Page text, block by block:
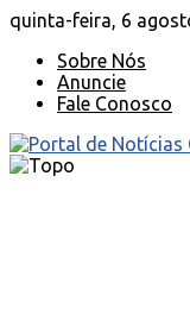
quinta-feira, 6
Sobre Nós
Anuncie
Fale Conosco